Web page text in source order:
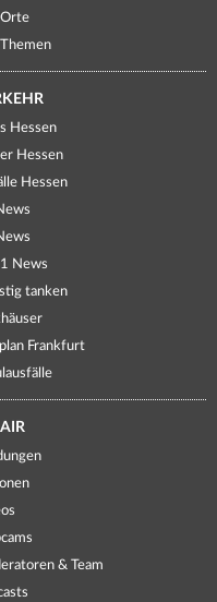
Hessen
Hessen
Hessen
News
tanken
Frankfurt
& Team